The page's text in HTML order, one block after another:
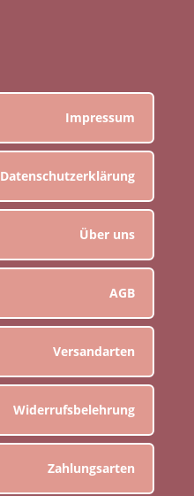
Impressum
Datenschutzerklärung
Über uns
AGB
Versandarten
Widerrufsbelehrung
Zahlungsarten